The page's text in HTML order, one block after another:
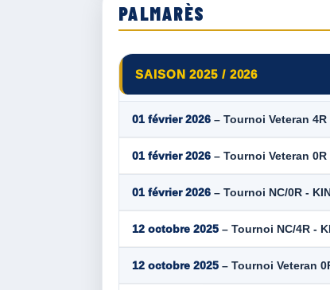
PALMARÈS
SAISON 2025 / 2026
01 février 2026 – Tournoi Veteran
01 février 2026 – Tournoi Veteran
01 février 2026 – Tournoi NC/0R -
12 octobre 2025 – Tournoi NC/4R -
12 octobre 2025 – Tournoi Veteran